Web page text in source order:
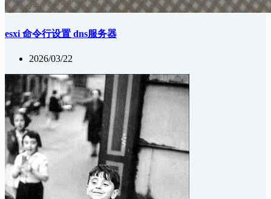
esxi 命令行设置 dns服务器
2026/03/22